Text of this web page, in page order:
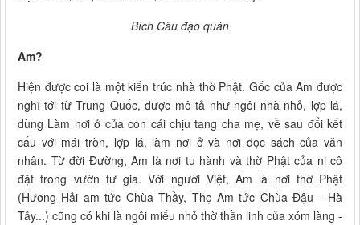
Bích Câu đạo quán
Am?
Hiện được coi là một kiến trúc nhà thờ Phật. Gốc của Am được
nghĩ tới từ Trung Quốc, được mô tả như ngôi nhà nhỏ, lợp lá,
dùng Làm nơi ở của con cái chịu tang cha mẹ, về sau đổi kết
cấu với mái tròn, lợp lá, làm nơi ở và nơi đọc sách của văn
nhân. Từ đời Đường, Am là nơi tu hành và thờ Phật của ni cô
đặt trong vườn tư gia. Với người Việt, Am là nơi thờ Phật
(Hương Hải am tức Chùa Thầy, Thọ Am tức Chùa Đậu - Hà
Tây...) cũng có khi là ngôi miếu nhỏ thờ thần linh của xóm làng -